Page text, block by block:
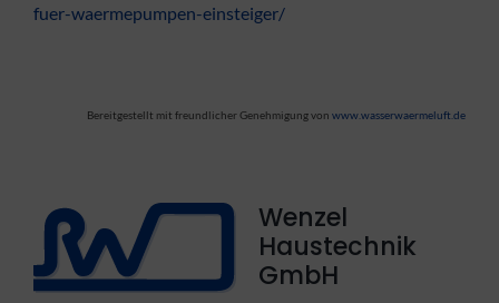
fuer-waermepumpen-einsteiger/
Bereitgestellt mit freundlicher Genehmigung vonwww.wasserwaermeluft.de
Wenzel
Haustechnik
GmbH